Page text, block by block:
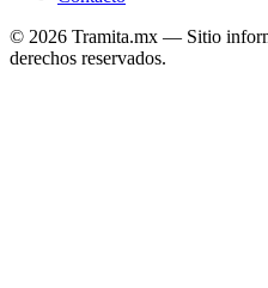
© 2026 Tramita.mx — Sitio
derechos reservados.